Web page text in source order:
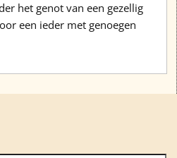
het genot van een gezellig
een ieder met genoegen